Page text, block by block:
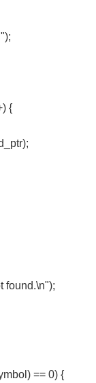
{
== 0) {